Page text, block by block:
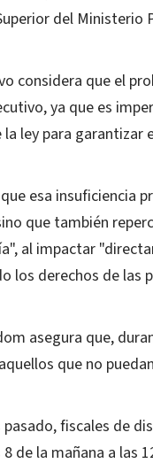
del Ministerio
considera que el
ya que es
la ley para
esa insuficiencia
que también
al impactar
los derechos de las
asegura que,
que no
pasado, fiscales de
de la mañana a las